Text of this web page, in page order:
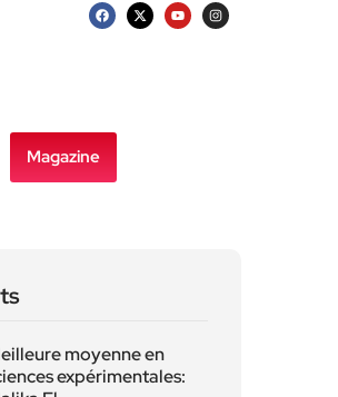
Magazine
moyenne en
expérimentales: